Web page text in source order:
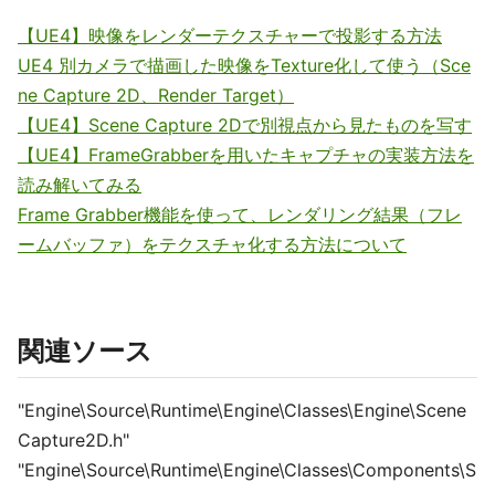
【UE4】映像をレンダーテクスチャーで投影する方法
UE4 別カメラで描画した映像をTexture化して使う（Sce
ne Capture 2D、Render Target）
【UE4】Scene Capture 2Dで別視点から見たものを写す
【UE4】FrameGrabberを用いたキャプチャの実装方法を
読み解いてみる
Frame Grabber機能を使って、レンダリング結果（フレ
ームバッファ）をテクスチャ化する方法について
関連ソース
"Engine\Source\Runtime\Engine\Classes\Engine\Scene
Capture2D.h"
"Engine\Source\Runtime\Engine\Classes\Components\S